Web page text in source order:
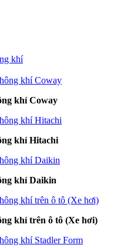
khí
khí Coway
khí Hitachi
khí Daikin
khí trên ô tô (Xe hơi)